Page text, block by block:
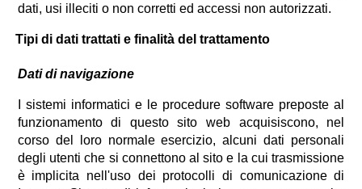
dati, usi illeciti o non corretti ed accessi non autorizzati.
Tipi di dati trattati e finalità del trattamento
Dati di navigazione
I sistemi informatici e le procedure software preposte al
funzionamento di questo sito web acquisiscono, nel
corso del loro normale esercizio, alcuni dati personali
degli utenti che si connettono al sito e la cui trasmissione
è implicita nell'uso dei protocolli di comunicazione di